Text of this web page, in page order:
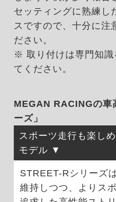
セッティングに熟練し
スですので、十分に注
ださい。
※ 取り付けは専門知識
てください。
MEGAN RACINGの車
ーズ」
スポーツ走行も楽し
モデル
STREET-Rシリーズ
維持しつつ、よりス